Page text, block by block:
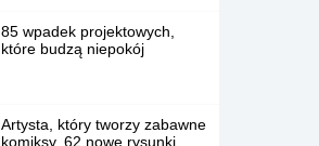
85 wpadek projektowych,
które budzą niepokój
Artysta, który tworzy zabawne
komiksy. 62 nowe rysunki,